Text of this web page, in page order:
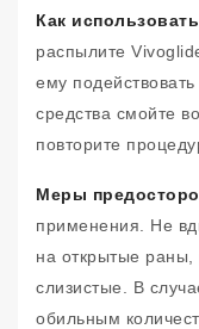
Как
распылите
ему
средства смойте
повторите
Меры
применения. Не
на открытые раны,
слизистые. В
обильным